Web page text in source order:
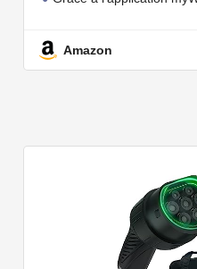
Convient à une
Capacité de charge à
kW. Câble de charge
Compatible avec tous
permettant d'éviter les
sur vos factures d'énergie
vos panneaux solaires.
Amazon